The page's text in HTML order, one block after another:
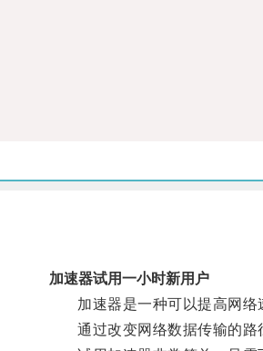
加速器试用一小时新用户
加速器是一种可以提高网络
通过改变网络数据传输的路径